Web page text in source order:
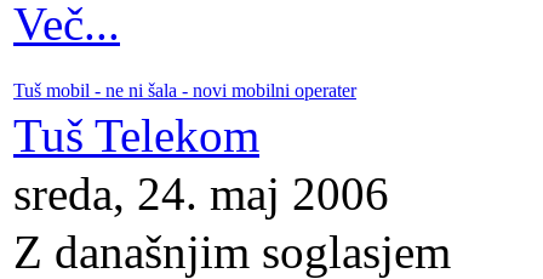
Več...
Tuš mobil - ne ni šala - novi mobilni operater
Tuš Telekom
sreda, 24. maj 2006
Z današnjim soglasjem